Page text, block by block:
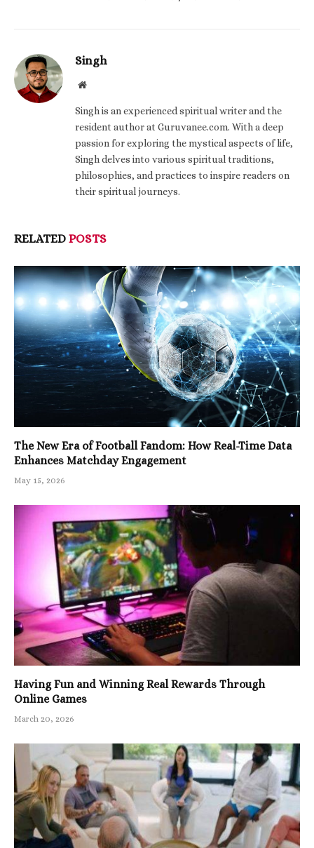
Singh
Website
Singh is an experienced spiritual writer and the
resident author at Guruvanee.com. With a deep
passion for exploring the mystical aspects of life,
Singh delves into various spiritual traditions,
philosophies, and practices to inspire readers on
their spiritual journeys.
RELATED POSTS
The New Era of Football Fandom: How Real-Time Data
Enhances Matchday Engagement
May 15, 2026
Having Fun and Winning Real Rewards Through
Online Games
March 20, 2026